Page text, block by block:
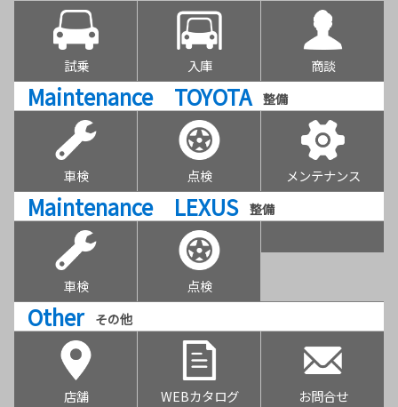
試乗 入庫 商談
Maintenance TOYOTA 整備
車検 点検 メンテナンス
Maintenance LEXUS 整備
車検 点検
Other その他
店舗 WEBカタログ お問合せ